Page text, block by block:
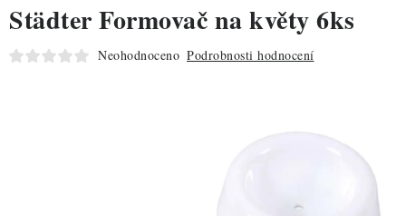
POMŮCKY
SUROVINY
Städter Formovač na květy 6ks
Neohodnoceno Podrobnosti hodnocení